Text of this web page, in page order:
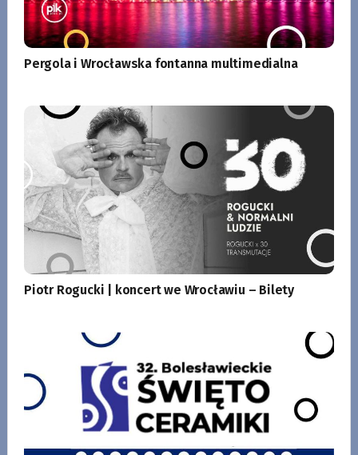
Pergola i Wrocławska fontanna multimedialna
Piotr Rogucki | koncert we Wrocławiu – Bilety